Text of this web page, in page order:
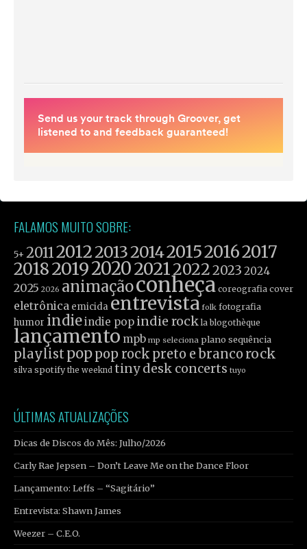
FALAMOS MUITO SOBRE:
5+ 2011201220132014201520162017
201820192020202120222023 2024
2025 2026 animaçãoconheça coreografia cover
eletrônica emicida entrevista folk fotografia
humor indieindie pop indie rock la blogothèque
lançamento mpb mp seleciona plano sequência
playlist poppop rock preto e branco rock
silva spotify the weeknd tiny desk concerts tuyo
ÚLTIMAS ATUALIZAÇÕES
Dicas de Discos do Mês: Julho/2026
Carly Rae Jepsen – Don’t Leave Me on the Dance Floor
Lançamento: Leffs – “Sagitário”
Entrevista: Shawn James
Weezer – C.E.O.